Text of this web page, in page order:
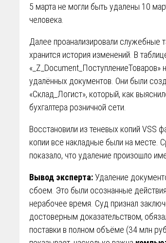
5 марта не могли быть удалены 10
человека.
Далее проанализировали служебные
хранится история изменений. В
удалённых документов. Они были
«Склад_Логист», который, как
бухгалтера розничной сети.
Восстановили из теневых копий VSS
копии все накладные были на месте.
показало, что удаление произошло
Вывод эксперта:Удаление
сбоем. Это были осознанные
нерабочее время. Суд признал
достоверным доказательством,
поставки в полном объёме (34 млн